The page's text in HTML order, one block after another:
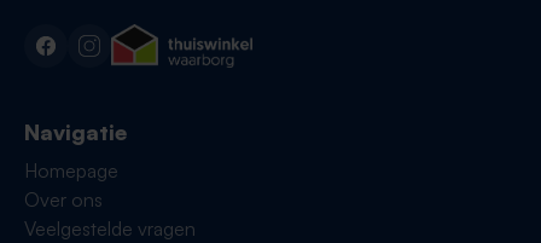
Navigatie
Homepage
Over ons
Veelgestelde vragen